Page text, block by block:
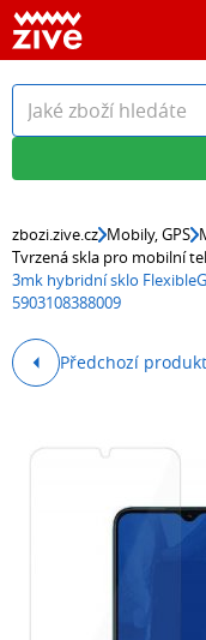
zbozi.zive.cz Mobily, GPS
Tvrzená skla pro mobilní
3mk hybridní sklo
5903108388009
Předchozí produkt